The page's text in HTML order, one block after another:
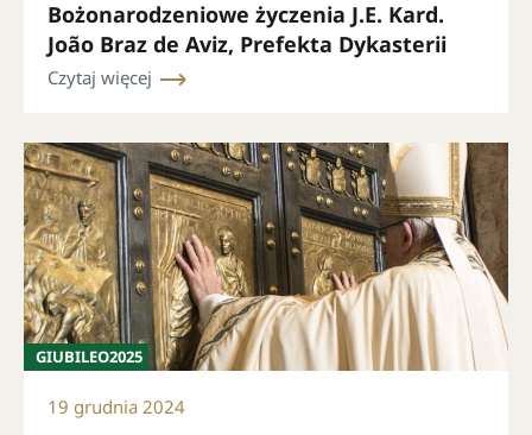
Bożonarodzeniowe życzenia J.E. Kard.
João Braz de Aviz, Prefekta Dykasterii
Czytaj więcej
GIUBILEO2025
19 grudnia 2024